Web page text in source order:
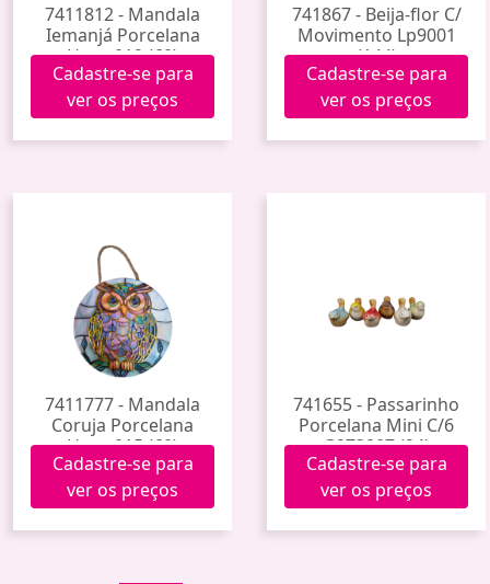
7411812 - Mandala
Iemanjá Porcelana
Hxgy-019 (60)
Cadastre-se para
ver os preços
741867 - Beija-flor C/
Movimento Lp9001
(144)
Cadastre-se para
ver os preços
7411777 - Mandala
Coruja Porcelana
Hxgy-015 (60)
Cadastre-se para
ver os preços
741655 - Passarinho
Porcelana Mini C/6
G273807 (24)
Cadastre-se para
ver os preços